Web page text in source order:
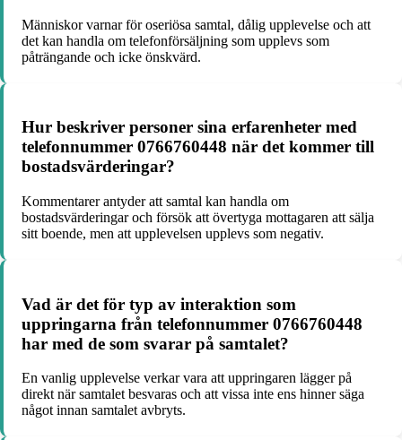
Människor varnar för oseriösa samtal, dålig upplevelse och att
det kan handla om telefonförsäljning som upplevs som
påträngande och icke önskvärd.
Hur beskriver personer sina erfarenheter med
telefonnummer 0766760448 när det kommer till
bostadsvärderingar?
Kommentarer antyder att samtal kan handla om
bostadsvärderingar och försök att övertyga mottagaren att sälja
sitt boende, men att upplevelsen upplevs som negativ.
Vad är det för typ av interaktion som
uppringarna från telefonnummer 0766760448
har med de som svarar på samtalet?
En vanlig upplevelse verkar vara att uppringaren lägger på
direkt när samtalet besvaras och att vissa inte ens hinner säga
något innan samtalet avbryts.